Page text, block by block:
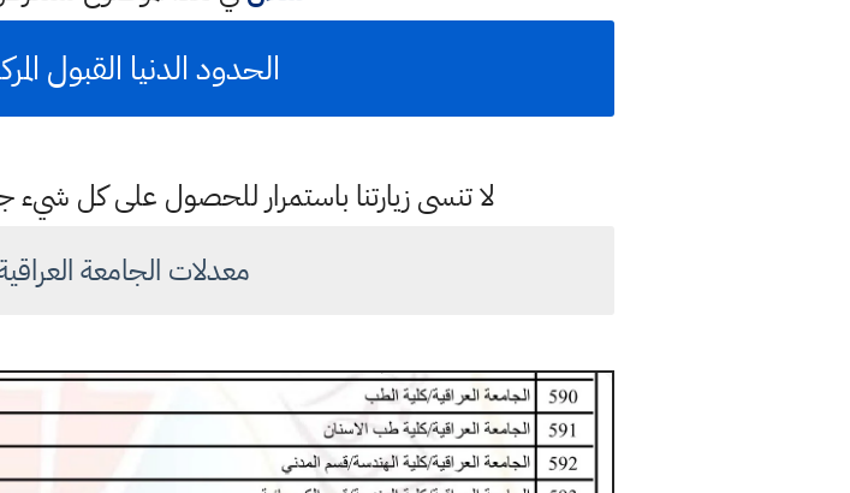
الحدود الدنيا القبول
لا تنسى زيارتنا باستمرار للحصول على كل
معدلات الجامعة